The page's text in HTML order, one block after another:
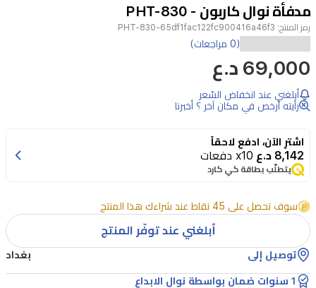
4
مدفأة نوال كاربون - PHT-830
رمز المنتج: PHT-830-65df1fac122fc900416a46f3
(0 مراجعات)
69,000 د.ع
أبلغني عند انخفاض السّعر
رأيته أرخص في مكان آخر ؟ أخبرنا
اشترِ الآن، ادفع لاحقاً
8,142 د.ع x10 دفعات
يتطلّب بطاقة كي كارد
سوف تحصل على 45 نقاط عند شراءك هذا المنتج
أبلغني عند توفّر المنتج
توصيل إلى بغداد
1 سنوات ضمان بواسطة نوال الابداع